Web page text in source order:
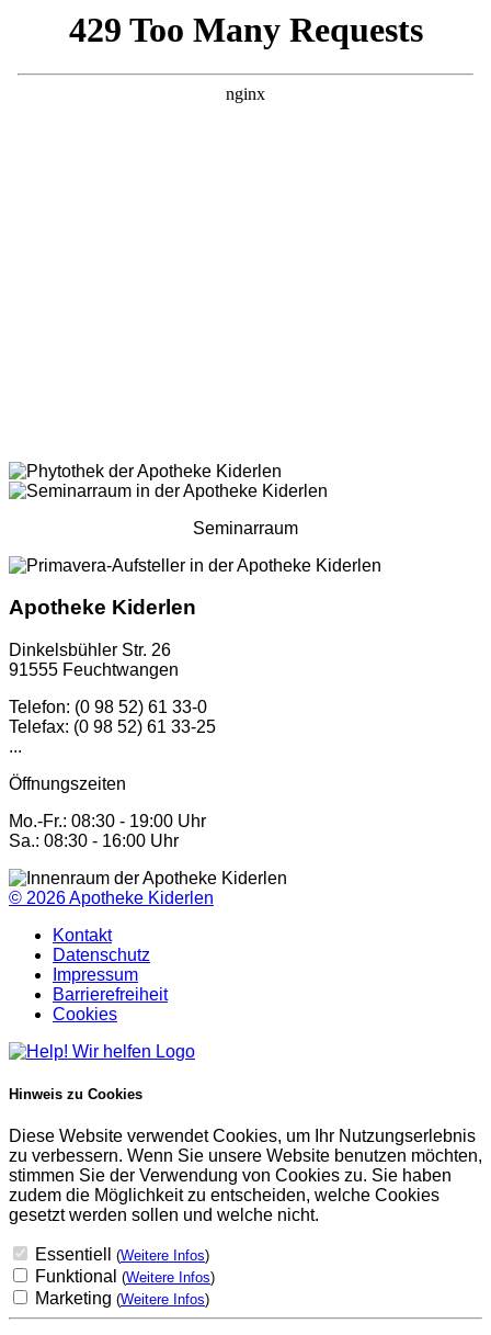
Seminarraum
Apotheke Kiderlen
Dinkelsbühler Str. 26
91555 Feuchtwangen
Telefon: (0 98 52) 61 33-0
Telefax: (0 98 52) 61 33-25
...
Öffnungszeiten
Mo.-Fr.: 08:30 - 19:00 Uhr
Sa.: 08:30 - 16:00 Uhr
© 2026Apotheke Kiderlen
Kontakt
Datenschutz
Impressum
Barrierefreiheit
Cookies
Hinweis zu Cookies
Diese Website verwendet Cookies, um Ihr Nutzungserlebnis
zu verbessern. Wenn Sie unsere Website benutzen möchten,
stimmen Sie der Verwendung von Cookies zu. Sie haben
zudem die Möglichkeit zu entscheiden, welche Cookies
gesetzt werden sollen und welche nicht.
Essentiell (Weitere Infos)
Funktional (Weitere Infos)
Marketing (Weitere Infos)